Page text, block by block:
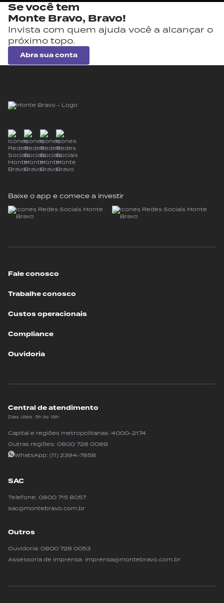
Se você tem
Monte Bravo, Bravo!
Invista com quem ajuda você a alcançar o
próximo topo.
Abra sua conta
Baixe o app e comece a investir
Fale conosco
Trabalhe conosco
Custos operacionais
Compliance
Ouvidoria
Central de atendimento
Dias úteis: 9h às 18h
Capital e regiões metropolitanas: 4000-2174
Outras regiões: 0800 728 0089
WhatsApp: (11) 2394-7858
SAC
Telefone: 0800 715 8057
sac@montebravo.com.br
Outros
Ouvidoria: 0800 728 0053
Assessoria de imprensa imprensa@montebravo.com.br